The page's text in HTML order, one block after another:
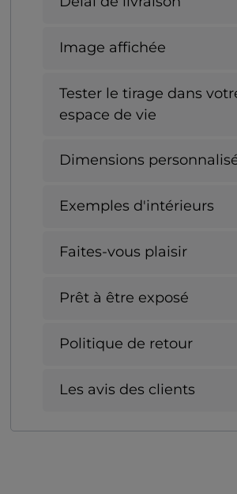
Image affichée
Tester le tirage dans
espace de vie
Dimensions
Exemples d'intérieurs
Faites-vous plaisir
Prêt à être exposé
Politique de retour
Les avis des clients